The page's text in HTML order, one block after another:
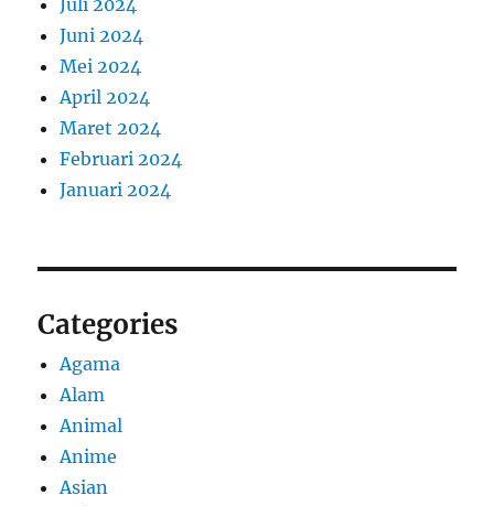
Juli 2024
Juni 2024
Mei 2024
April 2024
Maret 2024
Februari 2024
Januari 2024
Categories
Agama
Alam
Animal
Anime
Asian